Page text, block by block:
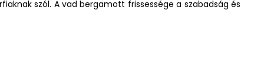
szól. A vad bergamott frissessége a szabadság és